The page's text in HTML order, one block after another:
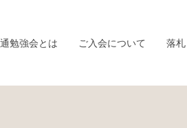
勉強会とは ご入会について 落